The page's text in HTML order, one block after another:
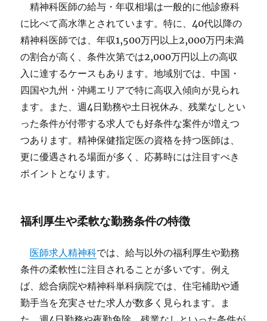
精神科医師の給与・年収相場は一般的に他診療科
に比べて高水準とされています。特に、40代以降の
精神科医師では、年収1,500万円以上2,000万円未満
の割合が高く、条件次第では2,000万円以上の高収
入に達するケースもあります。地域別では、中国・
四国や九州・沖縄エリアで特に高収入傾向が見られ
ます。また、週4日勤務や土日祝休み、残業なしとい
った条件が付帯する求人でも好条件な案件が増えつ
つあります。精神保健指定医の資格を持つ医師は、
更に優遇される場面が多く、応募時には注目すべき
ポイントとなります。
福利厚生や柔軟な勤務条件の特徴
医師求人精神科では、給与以外の福利厚生や勤務
条件の柔軟性に注目されることが多いです。例え
ば、総合病院や精神科単科病院では、住宅補助や通
勤手当を充実させた求人が数多く見られます。ま